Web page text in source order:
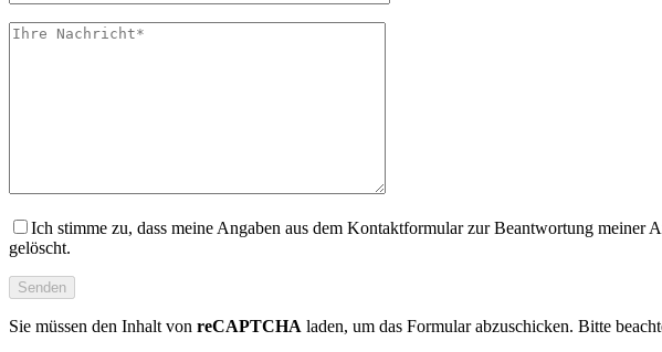
Ich stimme zu, dass meine Angaben aus dem Kontaktformular zur Beantwortung meiner
gelöscht.
Sie müssen den Inhalt von reCAPTCHA laden, um das Formular abzuschicken. Bitte